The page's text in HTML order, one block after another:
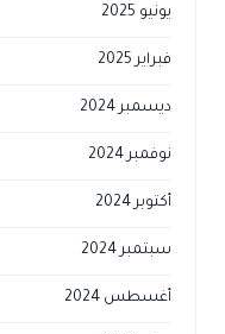
يونيو 2025
فبراير 2025
ديسمبر 2024
نوفمبر 2024
أكتوبر 2024
سبتمبر 2024
أغسطس 2024